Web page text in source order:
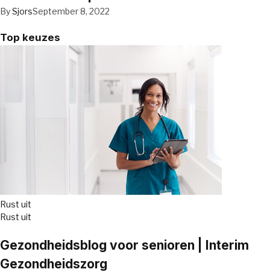
BySjorsSeptember 8, 2022
Top keuzes
Rust uit
Rust uit
Gezondheidsblog voor senioren | Interim
Gezondheidszorg